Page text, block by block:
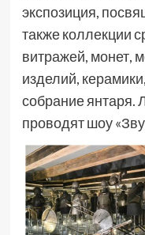
экспозиция,
также коллекции
витражей, монет,
изделий,
собрание янтаря.
проводят шоу